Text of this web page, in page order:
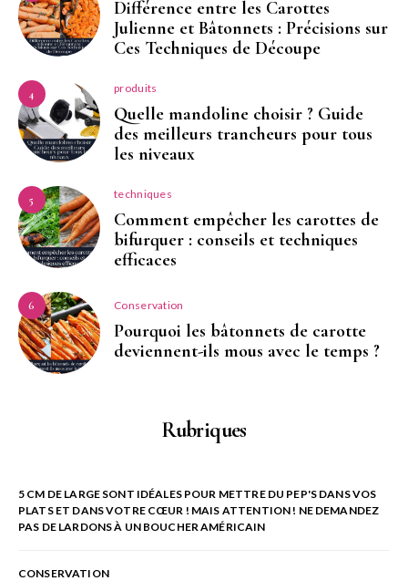
Différence entre les Carottes
Julienne et Bâtonnets : Précisions sur
Ces Techniques de Découpe
4 produits
Quelle mandoline choisir ? Guide
des meilleurs trancheurs pour tous
les niveaux
5 techniques
Comment empêcher les carottes de
bifurquer : conseils et techniques
efficaces
6 Conservation
Pourquoi les bâtonnets de carotte
deviennent-ils mous avec le temps ?
Rubriques
5 CM DE LARGE SONT IDÉALES POUR METTRE DU PEP'S DANS VOS
PLATS ET DANS VOTRE CŒUR ! MAIS ATTENTION ! NE DEMANDEZ
PAS DE LARDONS À UN BOUCHER AMÉRICAIN
CONSERVATION